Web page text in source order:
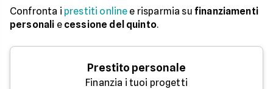
Confronta i prestiti online e risparmia su finanziamenti
personali e cessione del quinto.
Prestito personale
Finanzia i tuoi progetti